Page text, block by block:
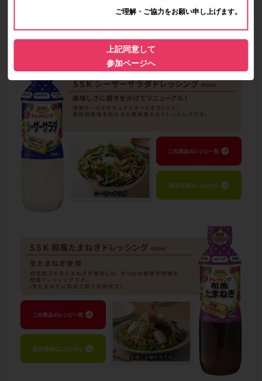
ご理解・ご協力をお願い申し上げます。
上記同意して
参加ページへ